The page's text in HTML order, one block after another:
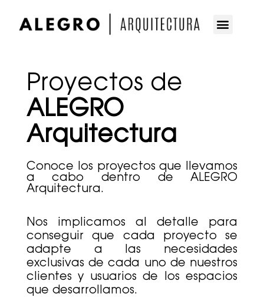
Proyectos de
ALEGRO
Arquitectura
Conoce los proyectos que llevamos
a cabo dentro de ALEGRO
Arquitectura.
Nos implicamos al detalle para
conseguir que cada proyecto se
adapte a las necesidades
exclusivas de cada uno de nuestros
clientes y usuarios de los espacios
que desarrollamos.